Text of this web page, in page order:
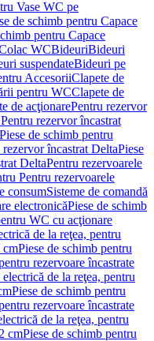
Vase WC pe
de schimb pentru Capace
pentru Capace
WCBideuriBideuri
suspendateBideuri pe
AccesoriiClapete de
pentru WCClapete de
de acţionarePentru rezervor
rezervor încastrat
Piese de schimb pentru
rezervor încastrat DeltaPiese
DeltaPentru rezervoarele
Pentru rezervoarele
consumSisteme de comandă
electronicăPiese de schimb
WC cu acţionare
de la reţea, pentru
cmPiese de schimb pentru
rezervoare încastrate
de la reţea, pentru
Piese de schimb pentru
rezervoare încastrate
de la reţea, pentru
cmPiese de schimb pentru